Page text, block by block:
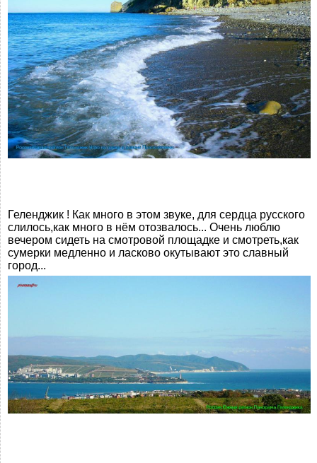
Геленджик ! Как много в этом звуке, для сердца русского
слилось,как много в нём отозвалось... Очень люблю
вечером сидеть на смотровой площадке и смотреть,как
сумерки медленно и ласково окутывают это славный
город...